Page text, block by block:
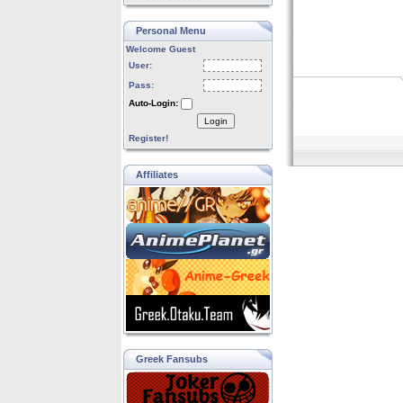
Personal Menu
Welcome Guest
User:
Pass:
Auto-Login:
Login
Register!
Affiliates
Greek Fansubs